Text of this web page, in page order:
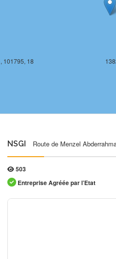
101795, 18
NSGI Route de Menzel
503
Entreprise Agréée par l’Etat